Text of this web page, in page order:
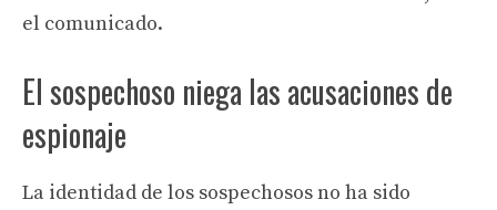
el comunicado.
El sospechoso niega las acusaciones de
espionaje
La identidad de los sospechosos no ha sido